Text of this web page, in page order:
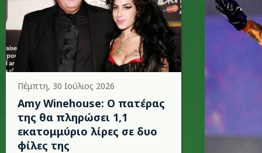
Πέμπτη, 30 Ιούλιος 2026
Amy Winehouse: Ο πατέρας
της θα πληρώσει 1,1
εκατομμύριο λίρες σε δυο
φίλες της